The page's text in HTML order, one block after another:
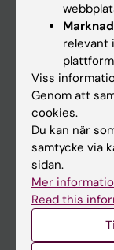
På gång
Nyheter
Kalender
Student
Ladok
relevant
Viss
Genom att
cookies.
Du kan när
samtycke via
sidan.
Mer
Read this